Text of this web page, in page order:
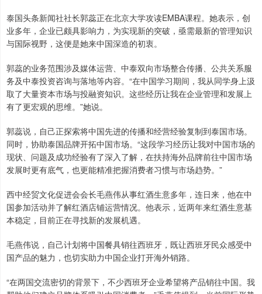
泰国头条新闻社社长郭蕊正在北京大学攻读EMBA课程。她表示，创
业多年，企业已颇具影响力，为实现新的突破，亟需最新的管理知识
与国际视野，这便是她来中国深造的初衷。
郭蕊的业务范围涉及媒体运营、中泰双向市场整合传播、公共关系服
务及中泰投资咨询与落地等内容。“在中国学习期间，我从同学身上汲
取了大量资本市场与投融资知识。这些经历让我在企业管理和发展上
有了更宏观的思维。”她说。
郭蕊说，自己正探索将中国先进的传播和经营经验复制到泰国市场。
同时，协助泰国品牌开拓中国市场。“这段学习经历让我对中国市场的
现状、问题及成功经验有了深入了解，在扶持海外品牌前往中国市场
发展时更有底气，也更能精准把握消费者习惯与市场趋势。”
西中经贸文化促进会会长毛燕伟从事红酒生意多年，连日来，他在中
国参加活动并了解红酒店铺运营情况。他表示，近两年来红酒生意基
本稳定，目前正在寻找新的发展机遇。
毛燕伟说，自己计划将中国餐具销往西班牙，既让西班牙民众感受中
国产品的魅力，也切实助力中国企业打开海外销路。
“在两国交流密切的背景下，不少西班牙企业希望将产品销往中国。我